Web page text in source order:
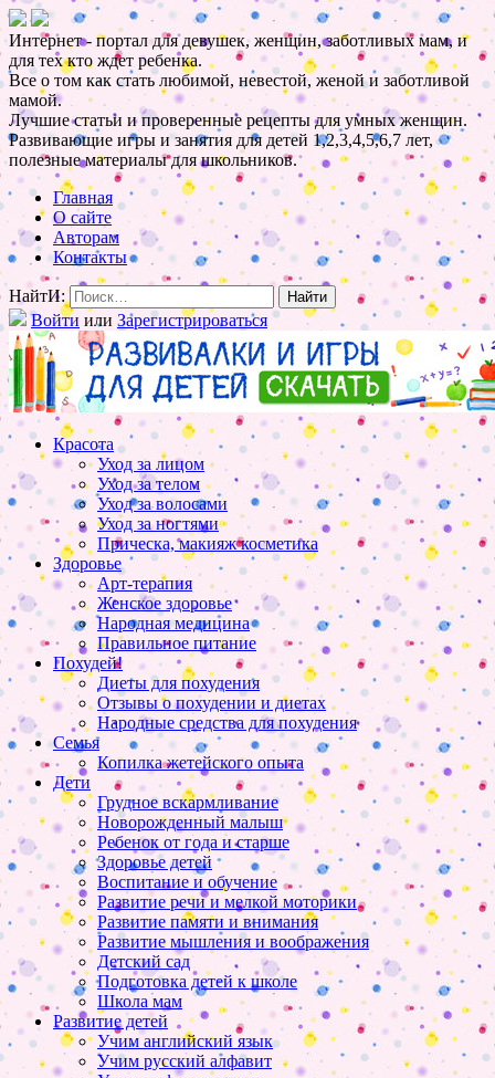
Интернет - портал для девушек, женщин, заботливых мам, и
для тех кто ждет ребенка.
Все о том как стать любимой, невестой, женой и заботливой
мамой.
Лучшие статьи и проверенные рецепты для умных женщин.
Развивающие игры и занятия для детей 1,2,3,4,5,6,7 лет,
полезные материалы для школьников.
Главная
О сайте
Авторам
Контакты
НайтИ:
Войти или Зарегистрироваться
Красота
Уход за лицом
Уход за телом
Уход за волосами
Уход за ногтями
Прическа, макияж косметика
Здоровье
Арт-терапия
Женское здоровье
Народная медицина
Правильное питание
Похудей!
Диеты для похудения
Отзывы о похудении и диетах
Народные средства для похудения
Семья
Копилка жетейского опыта
Дети
Грудное вскармливание
Новорожденный малыш
Ребенок от года и старше
Здоровье детей
Воспитание и обучение
Развитие речи и мелкой моторики
Развитие памяти и внимания
Развитие мышления и воображения
Детский сад
Подготовка детей к школе
Школа мам
Развитие детей
Учим английский язык
Учим русский алфавит